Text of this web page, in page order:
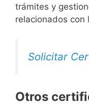
trámites y
relacionados con
Solicitar
Otros